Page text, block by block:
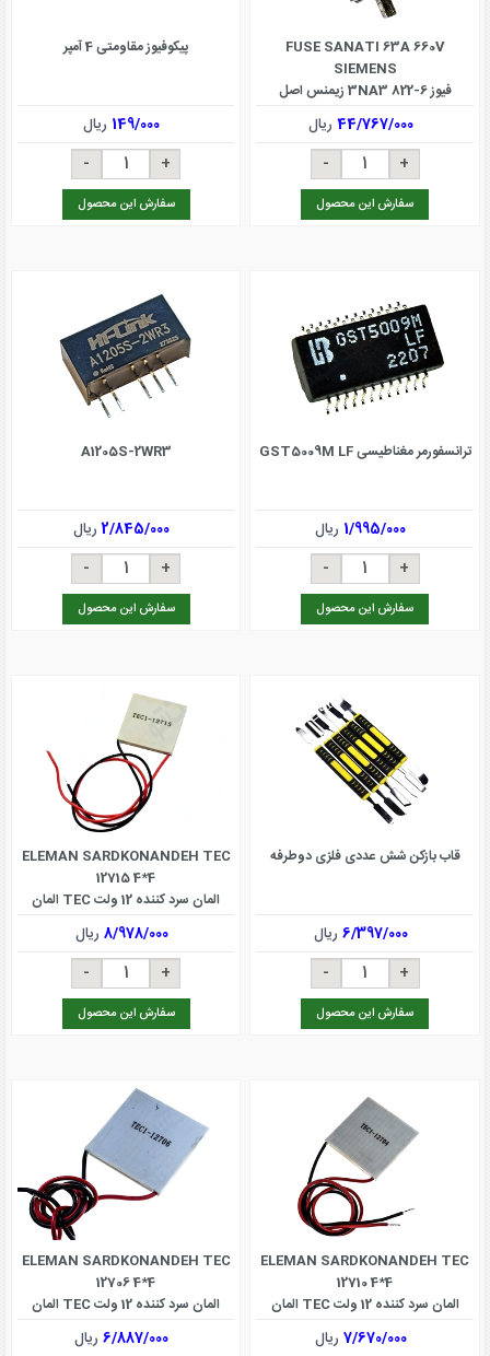
FUSE SANATI 63A 660V
SIEMENS
فیوز 3NA3 822-6 زیمنس اصل
44/767/000 ریال
سفارش این محصول
پیکوفیوز مقاومتی 4 آمپر
149/000 ریال
سفارش این محصول
ترانسفورمر مغناطیسی GST5009M LF
1/995/000 ریال
سفارش این محصول
A1205S-2WR3
2/845/000ریال
سفارش این محصول
قاب بازکن شش عددی فلزی دوطرفه
6/397/000 ریال
سفارش این محصول
ELEMAN SARDKONANDEH TEC
12715 4*4
المان سرد کننده 12 ولت TEC المان
خنک کننده 12715
8/978/000 ریال
سفارش این محصول
ELEMAN SARDKONANDEH TEC
12710 4*4
المان سرد کننده 12 ولت TEC المان
خنک کننده 12710
7/670/000 ریال
ELEMAN SARDKONANDEH TEC
12706 4*4
المان سرد کننده 12 ولت TEC المان
خنک کننده 12706
6/887/000ریال